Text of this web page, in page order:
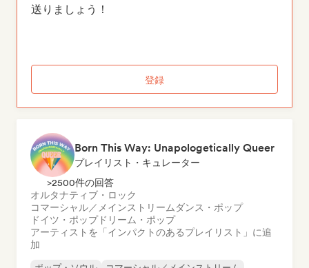
送りましょう！
登録
Born This Way: Unapologetically Queer
プレイリスト・キュレーター
>2500件の回答
オルタナティブ・ロック
コマーシャル／メインストリーム ダンス・ポップ
ドイツ・ポップドリーム・ポップ
アーティストを「インパクトのあるプレイリスト」に追
加